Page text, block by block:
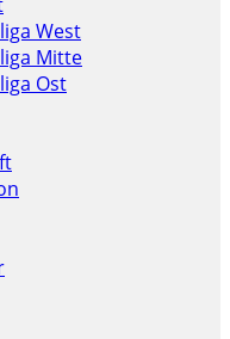
West
Mitte
Ost